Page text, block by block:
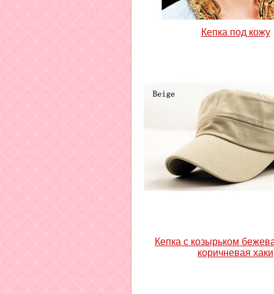
Кепка под кожу
Кепка с козырьком
коричневая хаки